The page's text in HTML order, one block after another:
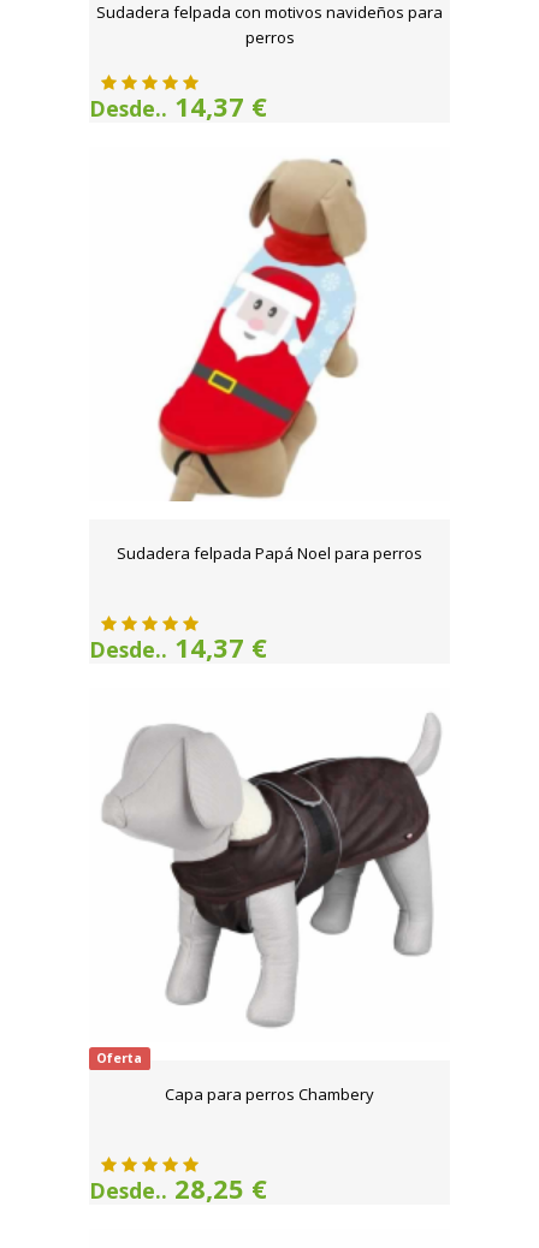
Sudadera felpada con motivos navideños para
perros
Desde.. 14,37 €
Sudadera felpada Papá Noel para perros
Desde.. 14,37 €
Oferta
Capa para perros Chambery
Desde.. 28,25 €